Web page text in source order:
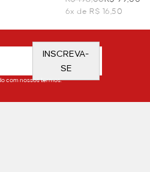
6x de R$ 16,50
INSCREVA-
SE
com nossos termos.